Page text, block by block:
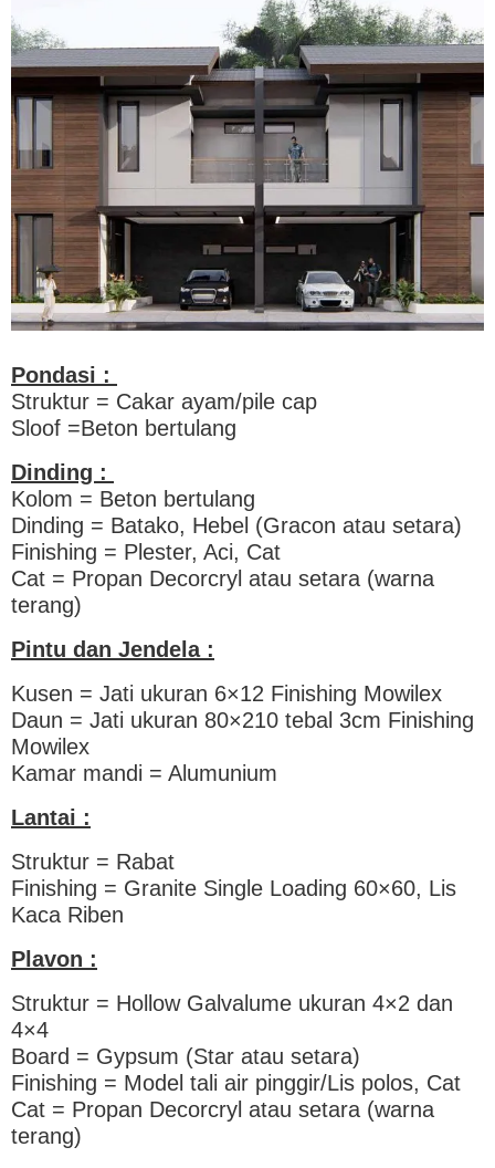
Pondasi :
Struktur = Cakar ayam/pile cap
Sloof =Beton bertulang
Dinding :
Kolom = Beton bertulang
Dinding = Batako, Hebel (Gracon atau setara)
Finishing = Plester, Aci, Cat
Cat = Propan Decorcryl atau setara (warna
terang)
Pintu dan Jendela :
Kusen = Jati ukuran 6×12 Finishing Mowilex
Daun = Jati ukuran 80×210 tebal 3cm Finishing
Mowilex
Kamar mandi = Alumunium
Lantai :
Struktur = Rabat
Finishing = Granite Single Loading 60×60, Lis
Kaca Riben
Plavon :
Struktur = Hollow Galvalume ukuran 4×2 dan
4×4
Board = Gypsum (Star atau setara)
Finishing = Model tali air pinggir/Lis polos, Cat
Cat = Propan Decorcryl atau setara (warna
terang)